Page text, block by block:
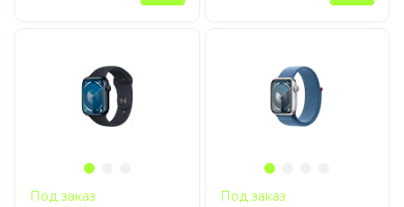
Под заказ Под заказ